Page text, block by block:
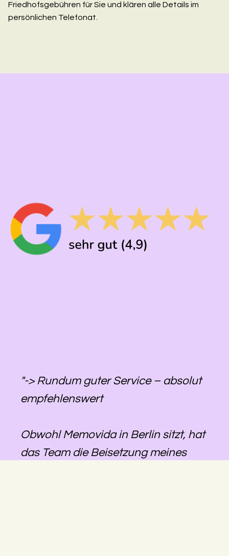
Friedhofsgebühren für Sie und klären alle Details im
persönlichen Telefonat.
"-> Rundum guter Service – absolut
empfehlenswert
Obwohl Memovida in Berlin sitzt, hat
das Team die Beisetzung meines